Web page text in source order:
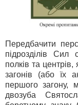
Передбачити
підрозділів Сил
полків та
загонів (або їх
першого загону,
двозуба